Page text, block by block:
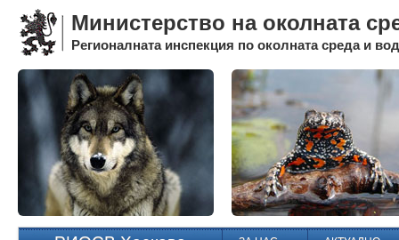
Министерство на околната
Регионалната инспекция по околната среда и